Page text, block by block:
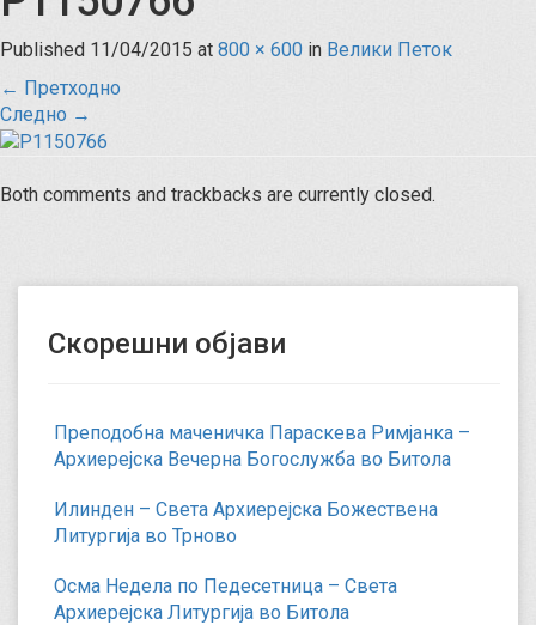
Published 11/04/2015 at 800 × 600 in Велики Петок
← Претходно
Следно →
Both comments and trackbacks are currently closed.
Скорешни објави
Преподобна маченичка Параскева Римјанка –
Архиерејска Вечерна Богослужба во Битола
Илинден – Света Архиерејска Божествена
Литургија во Трново
Осма Недела по Педесетница – Света
Архиерејска Литургија во Битола